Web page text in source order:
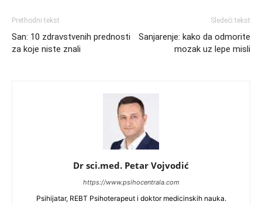
Prethodni tekst
San: 10 zdravstvenih prednosti
za koje niste znali
Sledeći tekst
Sanjarenje: kako da odmorite
mozak uz lepe misli
Dr sci.med. Petar Vojvodić
https://www.psihocentrala.com
Psihijatar, REBT Psihoterapeut i doktor medicinskih nauka.